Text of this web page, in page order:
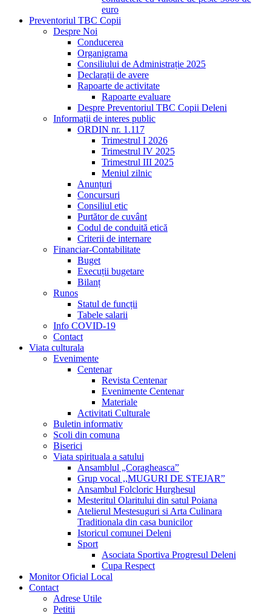
euro
Preventoriul TBC Copii
Despre Noi
Conducerea
Organigrama
Consiliului de Administrație 2025
Declarații de avere
Rapoarte de activitate
Rapoarte evaluare
Despre Preventoriul TBC Copii Deleni
Informații de interes public
ORDIN nr. 1.117
Trimestrul I 2026
Trimestrul IV 2025
Trimestrul III 2025
Meniul zilnic
Anunțuri
Concursuri
Consiliul etic
Purtător de cuvânt
Codul de conduită etică
Criterii de internare
Financiar-Contabilitate
Buget
Execuții bugetare
Bilanț
Runos
Statul de funcții
Tabele salarii
Info COVID-19
Contact
Viata culturala
Evenimente
Centenar
Revista Centenar
Evenimente Centenar
Materiale
Activitati Culturale
Buletin informativ
Scoli din comuna
Biserici
Viata spirituala a satului
Ansamblul „Coragheasca”
Grup vocal ,,MUGURI DE STEJAR”
Ansambul Folcloric Hurghesul
Mesteritul Olaritului din satul Poiana
Atelierul Mestesuguri si Arta Culinara
Traditionala din casa bunicilor
Istoricul comunei Deleni
Sport
Asociata Sportiva Progresul Deleni
Cupa Respect
Monitor Oficial Local
Contact
Adrese Utile
Petitii